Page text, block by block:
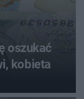
oszukać
kobieta